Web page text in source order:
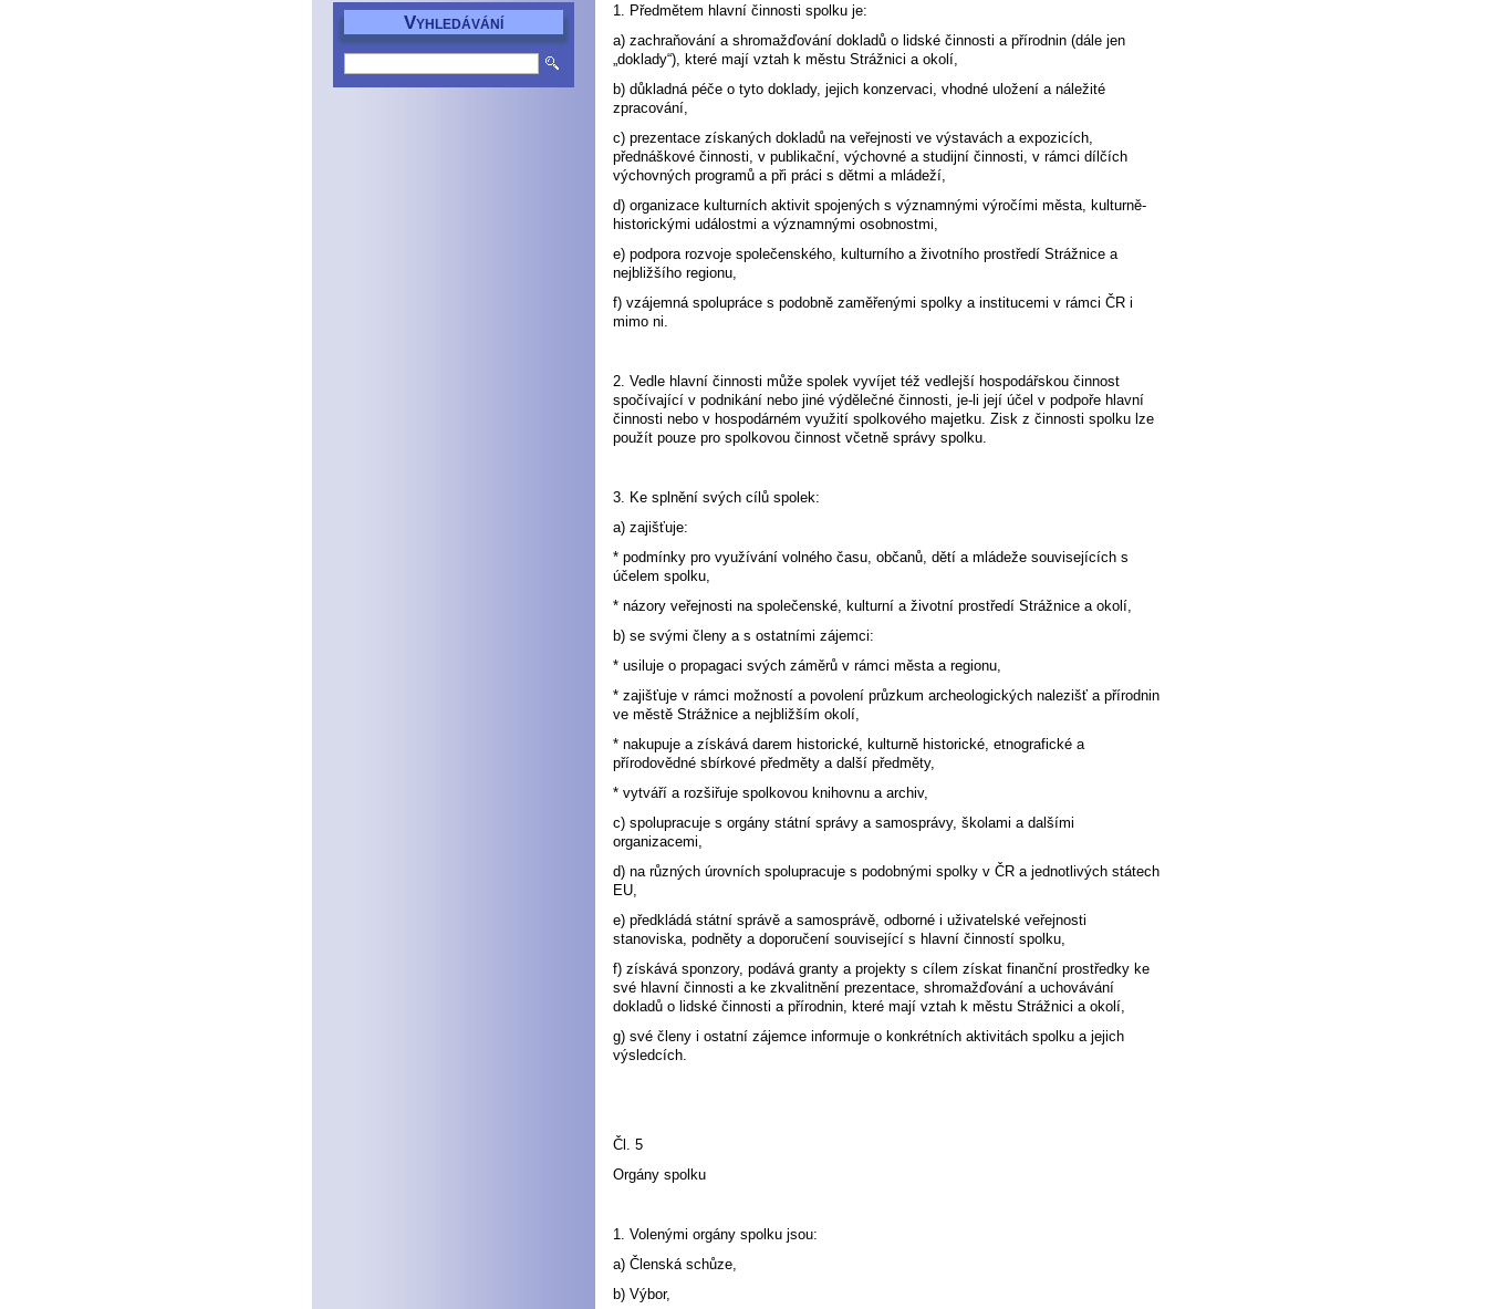
1. Předmětem hlavní činnosti spolku je:
a) zachraňování a shromažďování dokladů o lidské činnosti a přírodnin (dále jen
„doklady“), které mají vztah k městu Strážnici a okolí,
b) důkladná péče o tyto doklady, jejich konzervaci, vhodné uložení a náležité
zpracování,
c) prezentace získaných dokladů na veřejnosti ve výstavách a expozicích,
přednáškové činnosti, v publikační, výchovné a studijní činnosti, v rámci dílčích
výchovných programů a při práci s dětmi a mládeží,
d) organizace kulturních aktivit spojených s významnými výročími města, kulturně-
historickými událostmi a významnými osobnostmi,
e) podpora rozvoje společenského, kulturního a životního prostředí Strážnice a
nejbližšího regionu,
f) vzájemná spolupráce s podobně zaměřenými spolky a institucemi v rámci ČR i
mimo ni.
2. Vedle hlavní činnosti může spolek vyvíjet též vedlejší hospodářskou činnost
spočívající v podnikání nebo jiné výdělečné činnosti, je-li její účel v podpoře hlavní
činnosti nebo v hospodárném využití spolkového majetku. Zisk z činnosti spolku lze
použít pouze pro spolkovou činnost včetně správy spolku.
3. Ke splnění svých cílů spolek:
a) zajišťuje:
* podmínky pro využívání volného času, občanů, dětí a mládeže souvisejících s
účelem spolku,
* názory veřejnosti na společenské, kulturní a životní prostředí Strážnice a okolí,
b) se svými členy a s ostatními zájemci:
* usiluje o propagaci svých záměrů v rámci města a regionu,
* zajišťuje v rámci možností a povolení průzkum archeologických nalezišť a přírodnin
ve městě Strážnice a nejbližším okolí,
* nakupuje a získává darem historické, kulturně historické, etnografické a
přírodovědné sbírkové předměty a další předměty,
* vytváří a rozšiřuje spolkovou knihovnu a archiv,
c) spolupracuje s orgány státní správy a samosprávy, školami a dalšími
organizacemi,
d) na různých úrovních spolupracuje s podobnými spolky v ČR a jednotlivých státech
EU,
e) předkládá státní správě a samosprávě, odborné i uživatelské veřejnosti
stanoviska, podněty a doporučení související s hlavní činností spolku,
f) získává sponzory, podává granty a projekty s cílem získat finanční prostředky ke
své hlavní činnosti a ke zkvalitnění prezentace, shromažďování a uchovávání
dokladů o lidské činnosti a přírodnin, které mají vztah k městu Strážnici a okolí,
g) své členy i ostatní zájemce informuje o konkrétních aktivitách spolku a jejich
výsledcích.
Čl. 5
Orgány spolku
1. Volenými orgány spolku jsou:
a) Členská schůze,
b) Výbor,
VYHLEDÁVÁNÍ